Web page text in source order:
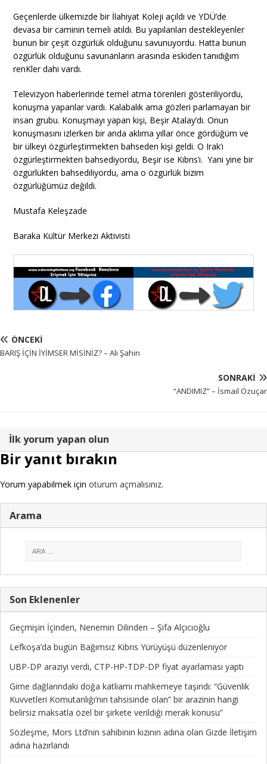
Geçenlerde ülkemizde bir İlahiyat Koleji açıldı ve YDÜ’de
devasa bir caminin temeli atıldı. Bu yapılanları destekleyenler
bunun bir çeşit özgürlük olduğunu savunuyordu. Hatta bunun
özgürlük olduğunu savunanların arasında eskiden tanıdığım
renKler dahi vardı.
Televizyon haberlerinde temel atma törenleri gösteriliyordu,
konuşma yapanlar vardı. Kalabalık ama gözleri parlamayan bir
insan grubu. Konuşmayı yapan kişi, Beşir Atalay’dı. Onun
konuşmasını izlerken bir anda aklıma yıllar önce gördüğüm ve
bir ülkeyi özgürleştirmekten bahseden kişi geldi. O Irak’ı
özgürleştirmekten bahsediyordu, Beşir ise Kıbrıs’ı. Yani yine bir
özgürlükten bahsediliyordu, ama o özgürlük bizim
özgürlüğümüz değildi.
Mustafa Keleşzade
Baraka Kültür Merkezi Aktivisti
ÖNCEKI
BARIŞ İÇİN İYİMSER MİSİNİZ? – Ali Şahin
SONRAKI
“ANDIMIZ” – İsmail Özuçar
İlk yorum yapan olun
Bir yanıt bırakın
Yorum yapabilmek için oturum açmalısınız.
Arama
Son Eklenenler
Geçmişin İçinden, Nenemin Dilinden – Şifa Alçıcıoğlu
Lefkoşa’da bugün Bağımsız Kıbrıs Yürüyüşü düzenleniyor
UBP-DP araziyi verdi, CTP-HP-TDP-DP fiyat ayarlaması yaptı
Girne dağlarındaki doğa katliamı mahkemeye taşındı: “Güvenlik
Kuvvetleri Komutanlığı’nın tahsisinde olan” bir arazinin hangi
belirsiz maksatla özel bir şirkete verildiği merak konusu”
Sözleşme, Mors Ltd’nin sahibinin kızının adına olan Gizde İletişim
adına hazırlandı